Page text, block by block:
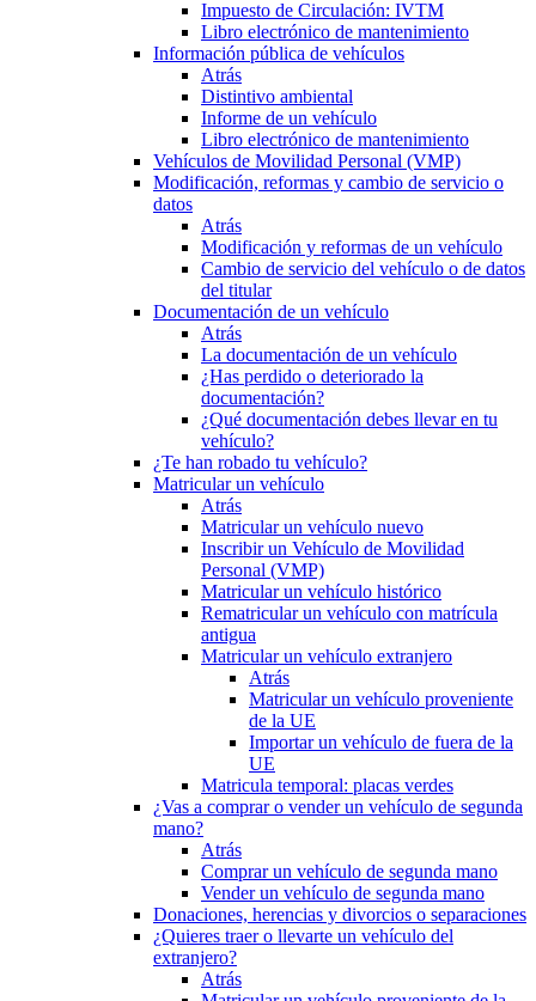
Impuesto de Circulación: IVTM
Libro electrónico de mantenimiento
Información pública de vehículos
Atrás
Distintivo ambiental
Informe de un vehículo
Libro electrónico de mantenimiento
Vehículos de Movilidad Personal (VMP)
Modificación, reformas y cambio de servicio o
datos
Atrás
Modificación y reformas de un vehículo
Cambio de servicio del vehículo o de datos
del titular
Documentación de un vehículo
Atrás
La documentación de un vehículo
¿Has perdido o deteriorado la
documentación?
¿Qué documentación debes llevar en tu
vehículo?
¿Te han robado tu vehículo?
Matricular un vehículo
Atrás
Matricular un vehículo nuevo
Inscribir un Vehículo de Movilidad
Personal (VMP)
Matricular un vehículo histórico
Rematricular un vehículo con matrícula
antigua
Matricular un vehículo extranjero
Atrás
Matricular un vehículo proveniente
de la UE
Importar un vehículo de fuera de la
UE
Matricula temporal: placas verdes
¿Vas a comprar o vender un vehículo de segunda
mano?
Atrás
Comprar un vehículo de segunda mano
Vender un vehículo de segunda mano
Donaciones, herencias y divorcios o separaciones
¿Quieres traer o llevarte un vehículo del
extranjero?
Atrás